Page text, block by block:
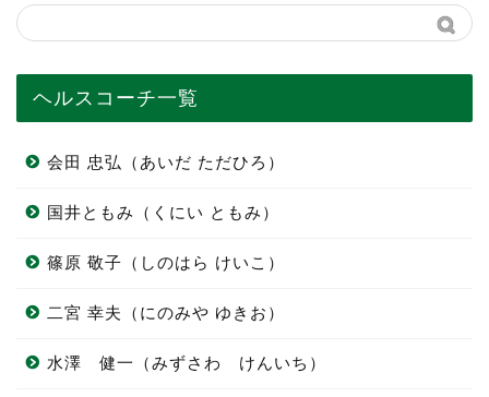
ヘルスコーチ一覧
会田 忠弘（あいだ ただひろ）
国井ともみ（くにい ともみ）
篠原 敬子（しのはら けいこ）
二宮 幸夫（にのみや ゆきお）
水澤 健一（みずさわ けんいち）